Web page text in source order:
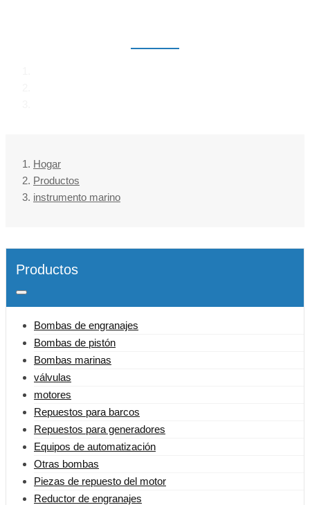
Hogar
Productos
instrumento marino
Productos
Bombas de engranajes
Bombas de pistón
Bombas marinas
válvulas
motores
Repuestos para barcos
Repuestos para generadores
Equipos de automatización
Otras bombas
Piezas de repuesto del motor
Reductor de engranajes